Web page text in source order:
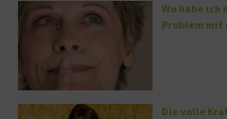
Wo habe ich
Problem mit
Die volle